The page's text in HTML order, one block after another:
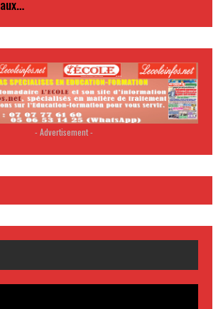
aux…
- Advertisement -